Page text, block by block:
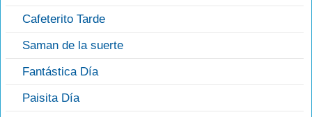
Cafeterito Tarde
Saman de la suerte
Fantástica Día
Paisita Día